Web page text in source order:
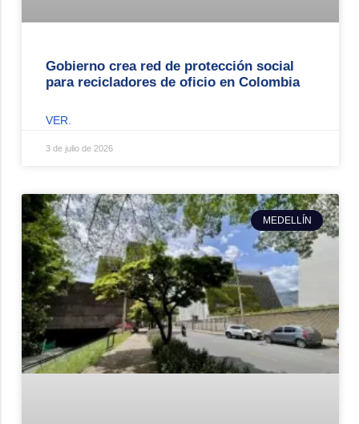
Gobierno crea red de protección social
para recicladores de oficio en Colombia
VER.
3 de julio de 2026
MEDELLÍN